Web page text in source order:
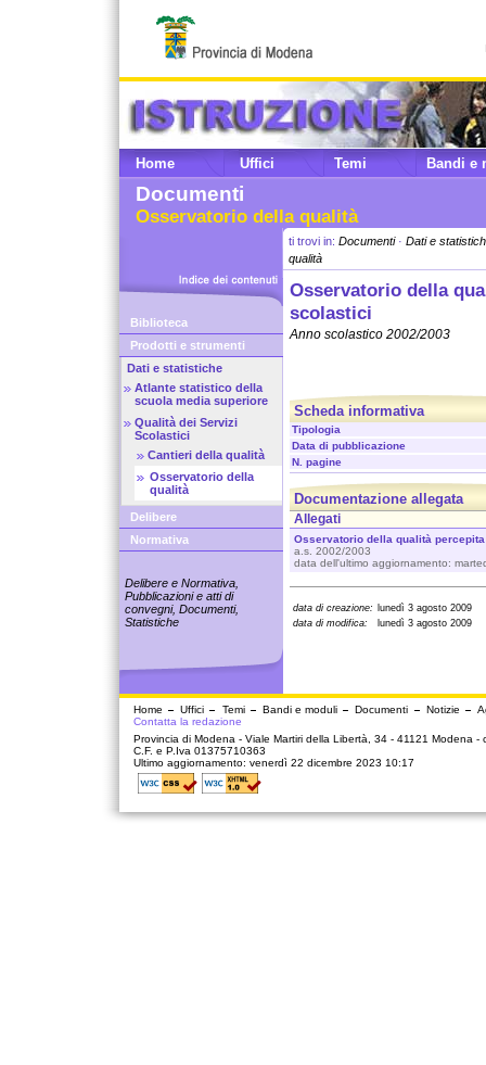
Home Uffici Temi Bandi e
Documenti
Osservatorio della qualità
Biblioteca
Prodotti e strumenti
Dati e statistiche
Atlante statistico della
scuola media superiore
Qualità dei Servizi
Scolastici
Cantieri della qualità
Osservatorio della
qualità
Delibere
Normativa
Delibere e Normativa,
Pubblicazioni e atti di
convegni, Documenti,
Statistiche
ti trovi in: Documenti· Dati e
qualità
Osservatorio della
scolastici
Anno scolastico 2002/2003
Scheda informativa
Tipologia
Data di pubblicazione
N. pagine
Documentazione allegata
Allegati
Osservatorio della qualità
a.s. 2002/2003
data dell'ultimo aggiornamento:
data di creazione:
lunedì 3 agosto 2009
data di modifica:
lunedì 3 agosto 2009
Home Uffici Temi Bandi e moduli Documenti Notizie
Contatta la redazione
Provincia di Modena - Viale Martiri della Libertà, 34 - 41121 Modena -
C.F. e P.Iva 01375710363
Ultimo aggiornamento: venerdì 22 dicembre 2023 10:17